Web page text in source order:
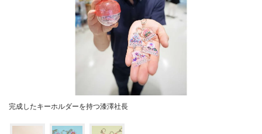
完成したキーホルダーを持つ漆澤社長